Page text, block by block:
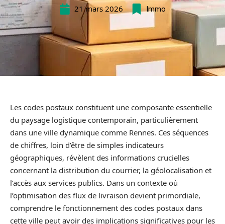
21 mars 2026 Immo
Les codes postaux constituent une composante essentielle
du paysage logistique contemporain, particulièrement
dans une ville dynamique comme Rennes. Ces séquences
de chiffres, loin d’être de simples indicateurs
géographiques, révèlent des informations crucielles
concernant la distribution du courrier, la géolocalisation et
l’accès aux services publics. Dans un contexte où
l’optimisation des flux de livraison devient primordiale,
comprendre le fonctionnement des codes postaux dans
cette ville peut avoir des implications significatives pour les